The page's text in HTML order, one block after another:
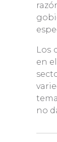
Los
en
no